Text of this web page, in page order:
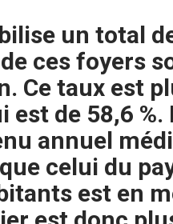
un total
ces foyers
Ce taux est
de 58,6 %.
annuel
celui du
est en